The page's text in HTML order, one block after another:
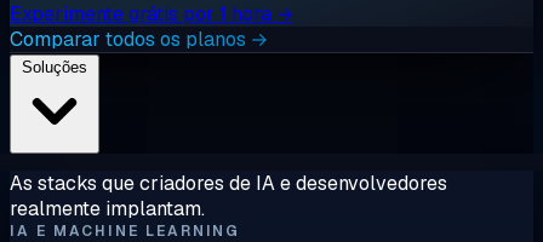
Experimente grátis por 1 hora →
Comparar todos os planos →
As stacks que criadores de IA e desenvolvedores
realmente implantam.
IA E MACHINE LEARNING